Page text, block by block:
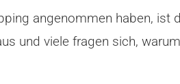
angenommen haben, ist
und viele fragen sich,